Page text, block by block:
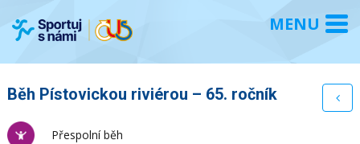
Běh Pístovickou riviérou – 65. ročník
Přespolní běh